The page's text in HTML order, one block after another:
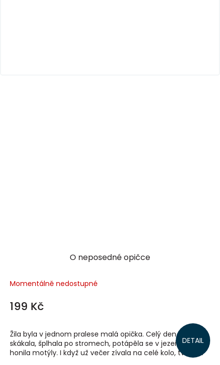
O neposedné opičce
Momentálně nedostupné
199 Kč
DETAIL
Žila byla v jednom pralese malá opička. Celý den běhala,
skákala, šplhala po stromech, potápěla se v jezeře nebo
honila motýly. I když už večer zívala na celé kolo, tvrdila...